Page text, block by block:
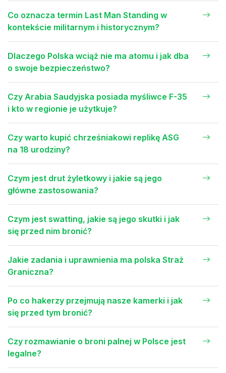
Co oznacza termin Last Man Standing w
kontekście militarnym i historycznym?
Dlaczego Polska wciąż nie ma atomu i jak dba
o swoje bezpieczeństwo?
Czy Arabia Saudyjska posiada myśliwce F-35
i kto w regionie je użytkuje?
Czy warto kupić chrześniakowi replikę ASG
na 18 urodziny?
Czym jest drut żyletkowy i jakie są jego
główne zastosowania?
Czym jest swatting, jakie są jego skutki i jak
się przed nim bronić?
Jakie zadania i uprawnienia ma polska Straż
Graniczna?
Po co hakerzy przejmują nasze kamerki i jak
się przed tym bronić?
Czy rozmawianie o broni palnej w Polsce jest
legalne?